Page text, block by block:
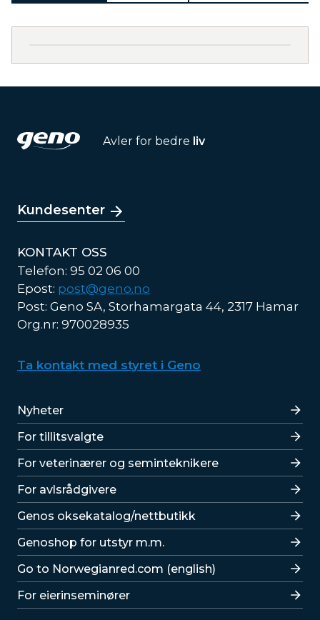
Avler for bedre liv
Kundesenter
KONTAKT OSS
Telefon: 95 02 06 00
Epost: post@geno.no
Post: Geno SA, Storhamargata 44, 2317 Hamar
Org.nr: 970028935
Ta kontakt med styret i Geno
Lenker
Nyheter
For tillitsvalgte
For veterinærer og seminteknikere
For avlsrådgivere
Lenker
Genos oksekatalog/nettbutikk
Genoshop for utstyr m.m.
Go to Norwegianred.com (english)
For eierinseminører